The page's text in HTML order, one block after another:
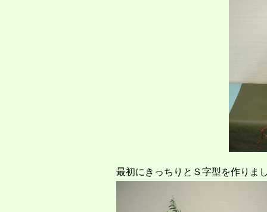
最初にきっちりとＳ字型を作りま